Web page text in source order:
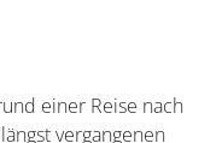
einer Reise nach
vergangenen